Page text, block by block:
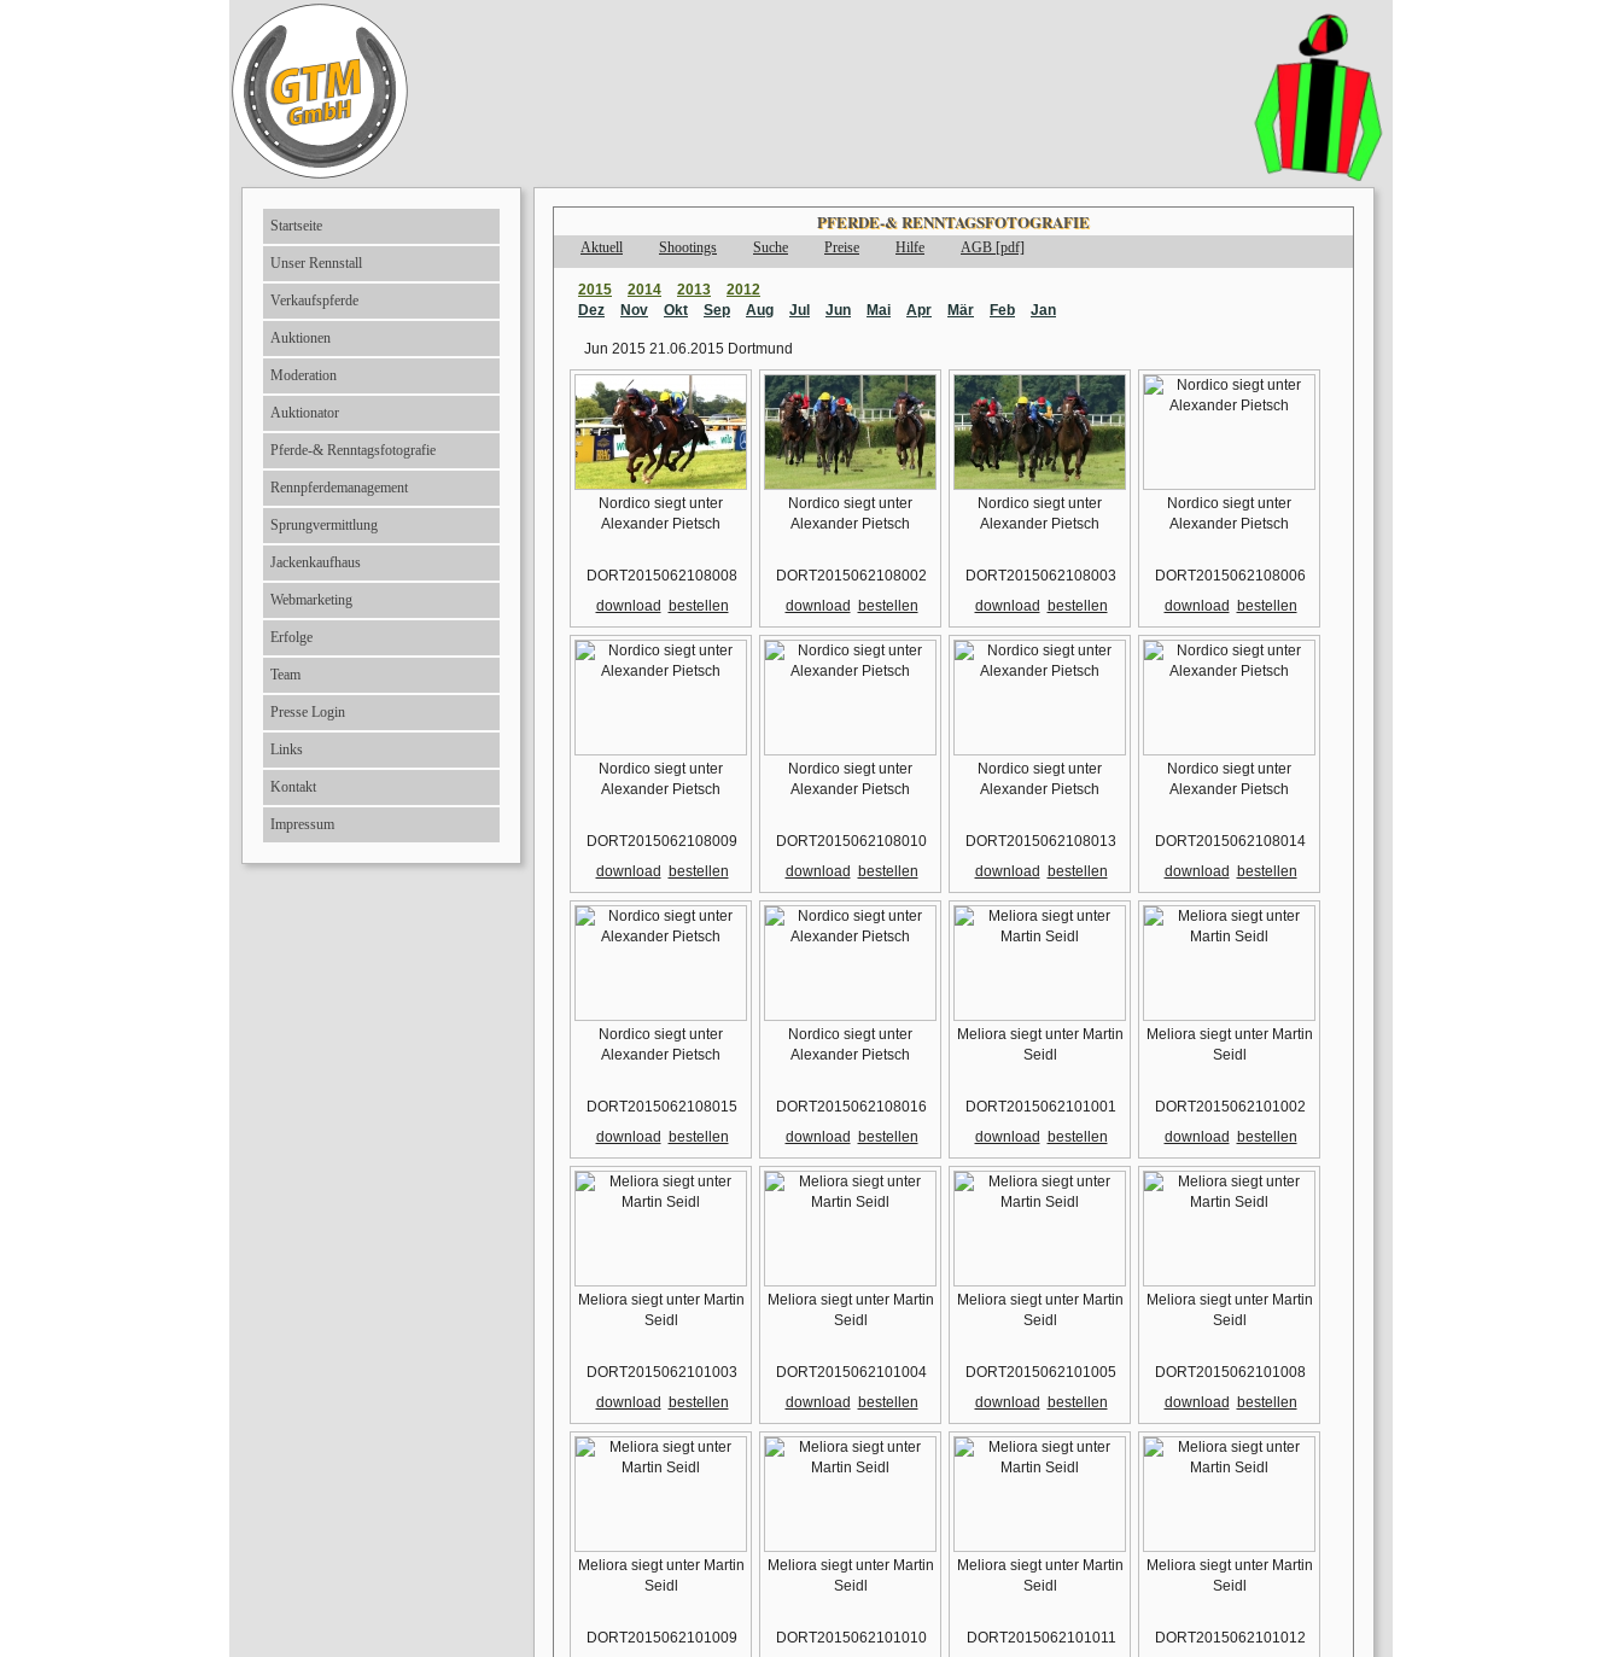
Startseite
Unser Rennstall
Verkaufspferde
Auktionen
Moderation
Auktionator
Pferde-& Renntagsfotografie
Rennpferdemanagement
Sprungvermittlung
Jackenkaufhaus
Webmarketing
Erfolge
Team
Presse Login
Links
Kontakt
Impressum
PFERDE-& RENNTAGSFOTOGRAFIE
Aktuell Shootings Suche Preise Hilfe AGB [pdf]
2015 2014 2013
2012
Dez
Nov Okt Sep Aug Jul Jun Mai Apr Mär Feb Jan
Jun 2015 21.06.2015 Dortmund
Nordico siegt unter
Alexander Pietsch
DORT2015062108008
download
bestellen
Nordico siegt unter
Alexander Pietsch
DORT2015062108002
download
bestellen
Nordico siegt unter
Alexander Pietsch
DORT2015062108003
download
bestellen
Nordico siegt unter
Alexander Pietsch
DORT2015062108006
download
bestellen
Nordico siegt unter
Alexander Pietsch
DORT2015062108009
download
bestellen
Nordico siegt unter
Alexander Pietsch
DORT2015062108010
download
bestellen
Nordico siegt unter
Alexander Pietsch
DORT2015062108013
download
bestellen
Nordico siegt unter
Alexander Pietsch
DORT2015062108014
download
bestellen
Nordico siegt unter
Alexander Pietsch
DORT2015062108015
download
bestellen
Nordico siegt unter
Alexander Pietsch
DORT2015062108016
download
bestellen
Meliora siegt unter Martin
Seidl
DORT2015062101001
download
bestellen
Meliora siegt unter Martin
Seidl
DORT2015062101002
download
bestellen
Meliora siegt unter Martin
Seidl
DORT2015062101003
download
bestellen
Meliora siegt unter Martin
Seidl
DORT2015062101004
download
bestellen
Meliora siegt unter Martin
Seidl
DORT2015062101005
download
bestellen
Meliora siegt unter Martin
Seidl
DORT2015062101008
download
bestellen
Meliora siegt unter Martin
Seidl
DORT2015062101009
Meliora siegt unter Martin
Seidl
DORT2015062101010
Meliora siegt unter Martin
Seidl
DORT2015062101011
Meliora siegt unter Martin
Seidl
DORT2015062101012